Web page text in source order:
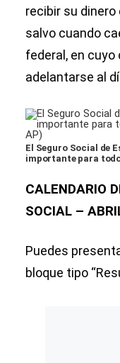
recibir su dinero
salvo cuando
federal, en cuyo
adelantarse al
El Seguro Social de
importante para
CALENDARIO
SOCIAL –
Puedes
bloque tipo